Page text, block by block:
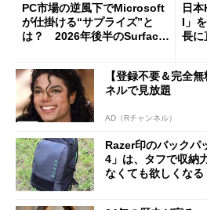
PC市場の逆風下でMicrosoft
が仕掛ける“サプライズ”と
は？ 2026年後半のSurface
日
I」
長に
【登録不要＆完全
ネルで見放題
AD（Rチャンネル）
Razer印のバック
4」は、タフで収納
なくても欲しくなる